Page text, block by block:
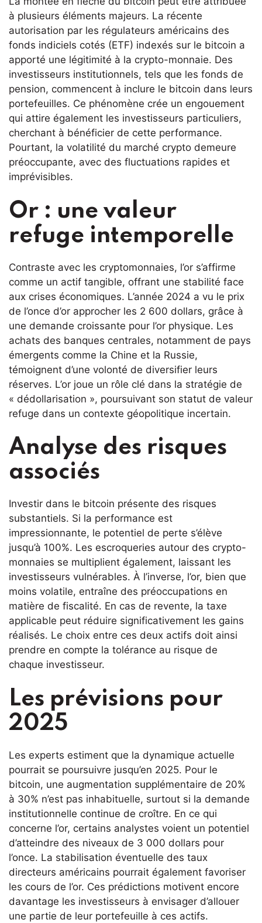
à plusieurs éléments majeurs. La récente
autorisation par les régulateurs américains des
fonds indiciels cotés (ETF) indexés sur le bitcoin a
apporté une légitimité à la crypto-monnaie. Des
investisseurs institutionnels, tels que les fonds de
pension, commencent à inclure le bitcoin dans leurs
portefeuilles. Ce phénomène crée un engouement
qui attire également les investisseurs particuliers,
cherchant à bénéficier de cette performance.
Pourtant, la volatilité du marché crypto demeure
préoccupante, avec des fluctuations rapides et
imprévisibles.
Or : une valeur
refuge intemporelle
Contraste avec les cryptomonnaies, l’or s’affirme
comme un actif tangible, offrant une stabilité face
aux crises économiques. L’année 2024 a vu le prix
de l’once d’or approcher les 2 600 dollars, grâce à
une demande croissante pour l’or physique. Les
achats des banques centrales, notamment de pays
émergents comme la Chine et la Russie,
témoignent d’une volonté de diversifier leurs
réserves. L’or joue un rôle clé dans la stratégie de
« dédollarisation », poursuivant son statut de valeur
refuge dans un contexte géopolitique incertain.
Analyse des risques
associés
Investir dans le bitcoin présente des risques
substantiels. Si la performance est
impressionnante, le potentiel de perte s’élève
jusqu’à 100%. Les escroqueries autour des crypto-
monnaies se multiplient également, laissant les
investisseurs vulnérables. À l’inverse, l’or, bien que
moins volatile, entraîne des préoccupations en
matière de fiscalité. En cas de revente, la taxe
applicable peut réduire significativement les gains
réalisés. Le choix entre ces deux actifs doit ainsi
prendre en compte la tolérance au risque de
chaque investisseur.
Les prévisions pour
2025
Les experts estiment que la dynamique actuelle
pourrait se poursuivre jusqu’en 2025. Pour le
bitcoin, une augmentation supplémentaire de 20%
à 30% n’est pas inhabituelle, surtout si la demande
institutionnelle continue de croître. En ce qui
concerne l’or, certains analystes voient un potentiel
d’atteindre des niveaux de 3 000 dollars pour
l’once. La stabilisation éventuelle des taux
directeurs américains pourrait également favoriser
les cours de l’or. Ces prédictions motivent encore
davantage les investisseurs à envisager d’allouer
une partie de leur portefeuille à ces actifs.